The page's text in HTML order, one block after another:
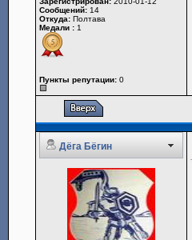
Сообщений: 14
Откуда: Полтава
Медали : 1
Пункты репутации: 0
Дёга Бёгин